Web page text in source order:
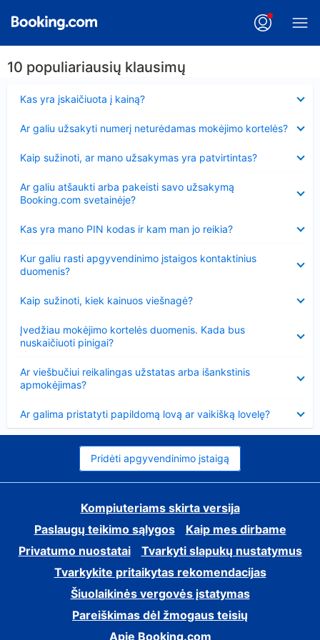
10 populiariausių klausimų
Kas yra įskaičiuota į kainą?
Ar galiu užsakyti numerį neturėdamas mokėjimo kortelės?
Kaip sužinoti, ar mano užsakymas yra patvirtintas?
Ar galiu atšaukti arba pakeisti savo užsakymą
Booking.com svetainėje?
Kas yra mano PIN kodas ir kam man jo reikia?
Kur galiu rasti apgyvendinimo įstaigos kontaktinius
duomenis?
Kaip sužinoti, kiek kainuos viešnagė?
Įvedžiau mokėjimo kortelės duomenis. Kada bus
nuskaičiuoti pinigai?
Ar viešbučiui reikalingas užstatas arba išankstinis
apmokėjimas?
Ar galima pristatyti papildomą lovą ar vaikišką lovelę?
Pridėti apgyvendinimo įstaigą
Kompiuteriams skirta versija
Paslaugų teikimo sąlygos
Kaip mes dirbame
Privatumo nuostatai
Tvarkyti slapukų nustatymus
Tvarkykite pritaikytas rekomendacijas
Šiuolaikinės vergovės įstatymas
Pareiškimas dėl žmogaus teisių
Apie Booking.com